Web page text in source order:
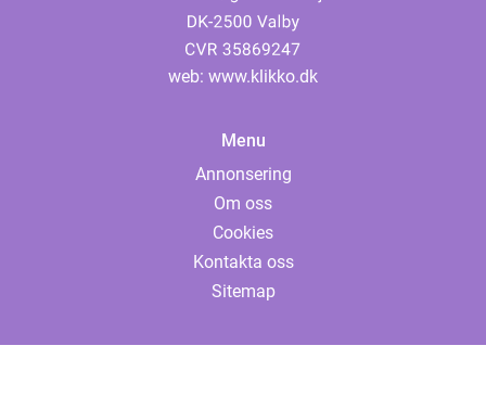
web: www.klikko.dk
Menu
Annonsering
Om oss
Cookies
Kontakta oss
Sitemap